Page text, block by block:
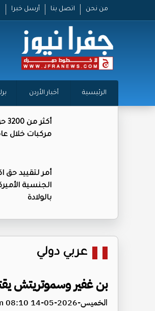
من نحن اتصل بنا أرسل خبرا
الرئيسية أخبار الأردن
أكثر
مركبات خلال
أمر لتقييد حق
الجنسية
بالولادة
عربي دولي
بن غفير وسموتريتش
الخميس-2026-05-14 08:10 pm